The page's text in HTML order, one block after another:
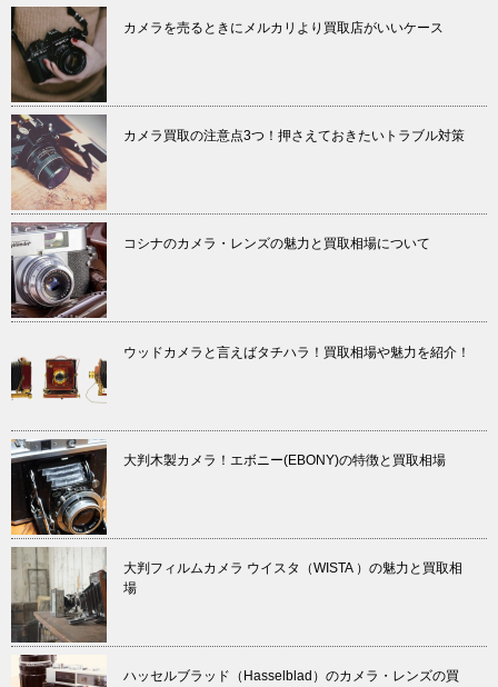
カメラを売るときにメルカリより買取店がいいケース
カメラ買取の注意点3つ！押さえておきたいトラブル対策
コシナのカメラ・レンズの魅力と買取相場について
ウッドカメラと言えばタチハラ！買取相場や魅力を紹介！
大判木製カメラ！エボニー(EBONY)の特徴と買取相場
大判フィルムカメラ ウイスタ（WISTA ）の魅力と買取相
場
ハッセルブラッド（Hasselblad）のカメラ・レンズの買